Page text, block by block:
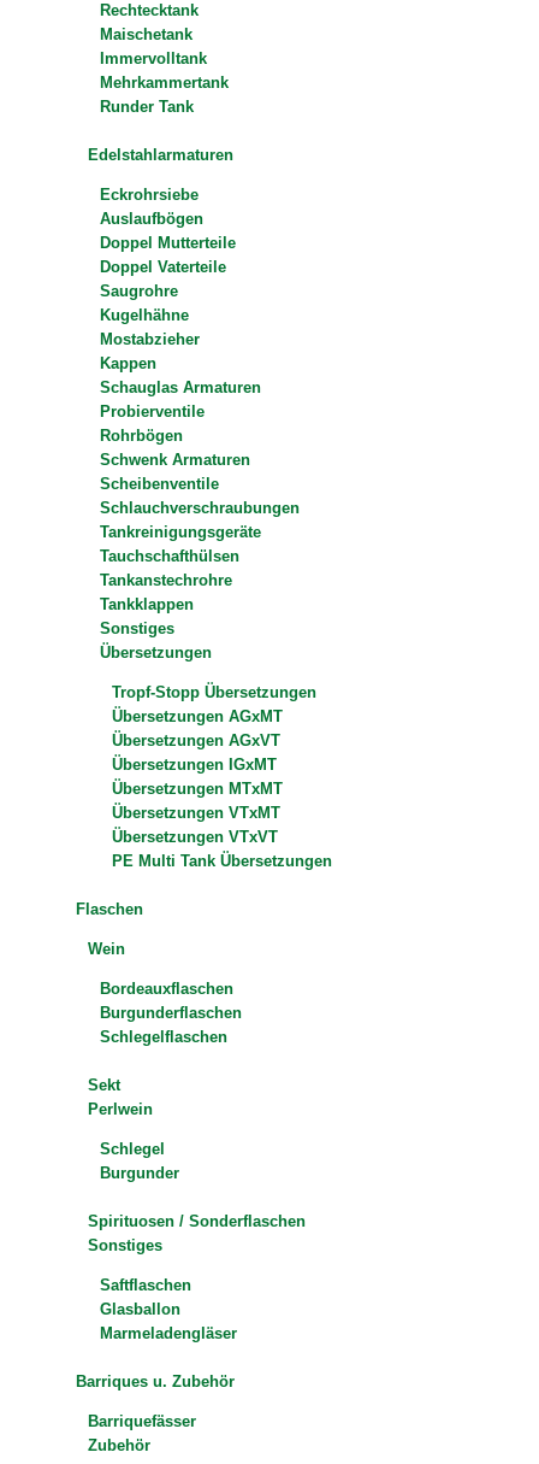
Rechtecktank
Maischetank
Immervolltank
Mehrkammertank
Runder Tank
Edelstahlarmaturen
Eckrohrsiebe
Auslaufbögen
Doppel Mutterteile
Doppel Vaterteile
Saugrohre
Kugelhähne
Mostabzieher
Kappen
Schauglas Armaturen
Probierventile
Rohrbögen
Schwenk Armaturen
Scheibenventile
Schlauchverschraubungen
Tankreinigungsgeräte
Tauchschafthülsen
Tankanstechrohre
Tankklappen
Sonstiges
Übersetzungen
Tropf-Stopp Übersetzungen
Übersetzungen AGxMT
Übersetzungen AGxVT
Übersetzungen IGxMT
Übersetzungen MTxMT
Übersetzungen VTxMT
Übersetzungen VTxVT
PE Multi Tank Übersetzungen
Flaschen
Wein
Bordeauxflaschen
Burgunderflaschen
Schlegelflaschen
Sekt
Perlwein
Schlegel
Burgunder
Spirituosen / Sonderflaschen
Sonstiges
Saftflaschen
Glasballon
Marmeladengläser
Barriques u. Zubehör
Barriquefässer
Zubehör